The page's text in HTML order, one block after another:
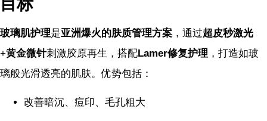
目标
玻璃肌护理是亚洲爆火的肤质管理方案 ，通过超皮秒激光
+黄金微针刺激胶原再生，搭配Lamer修复护理 ，打造如玻
璃般光滑透亮的肌肤。优势包括：
改善暗沉、痘印、毛孔粗大